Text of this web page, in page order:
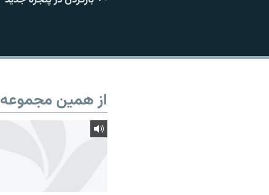
از همین مجموعه